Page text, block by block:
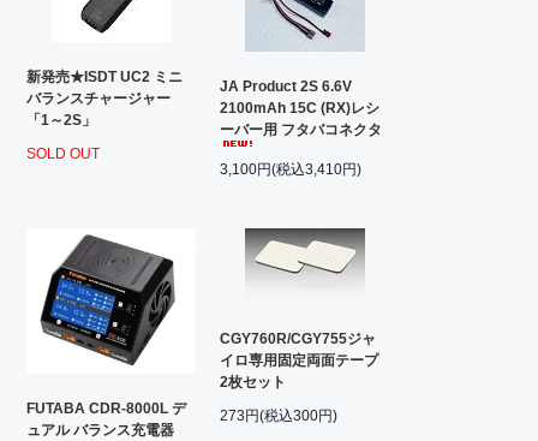
新発売★ISDT UC2 ミニ
バランスチャージャー
「1～2S」
SOLD OUT
JA Product 2S 6.6V
2100mAh 15C (RX)レシ
ーバー用 フタバコネクタ
3,100円(税込3,410円)
FUTABA CDR-8000L デ
ュアル バランス充電器
CGY760R/CGY755ジャ
イロ専用固定両面テープ
2枚セット
273円(税込300円)